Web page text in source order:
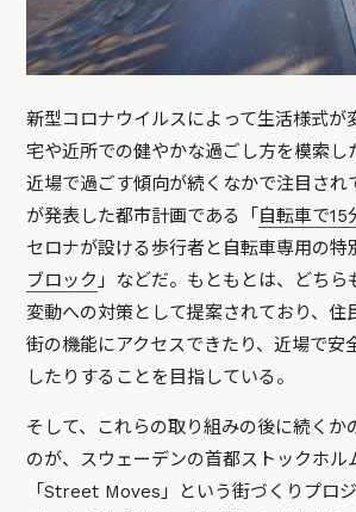
新型コロナウイルスによって生活様式が
宅や近所での健やかな過ごし方を模索し
近場で過ごす傾向が続くなかで注目され
が発表した都市計画である「 自転車で15
セロナが設ける歩行者と自転車専用の特
ブロック 」などだ。もともとは、どちら
変動への対策として提案されており、住
街の機能にアクセスできたり、近場で安
したりすることを目指している。
そして、これらの取り組みの後に続くか
のが、スウェーデンの首都ストックホル
「Street Moves」という街づくりプロ